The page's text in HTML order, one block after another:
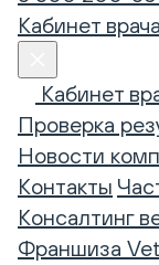
Кабинет врача
Кабинет
Проверка
Новости
Контакты
Консалтинг
Франшиза